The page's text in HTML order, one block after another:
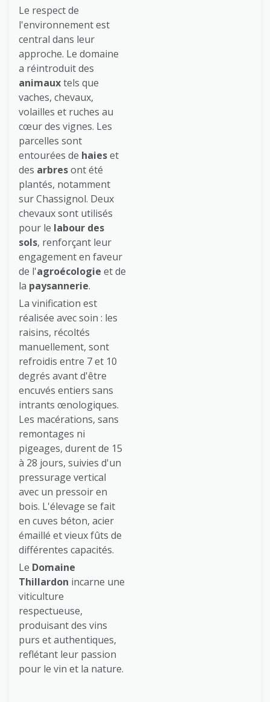
Le respect de
l'environnement est
central dans leur
approche. Le domaine
a réintroduit des
animauxtels que
vaches, chevaux,
volailles et ruches au
cœur des vignes. Les
parcelles sont
entourées de haieset
des arbresont été
plantés, notamment
sur Chassignol. Deux
chevaux sont utilisés
pour le labour des
sols, renforçant leur
engagement en faveur
de l'agroécologie et de
la paysannerie.
La vinification est
réalisée avec soin : les
raisins, récoltés
manuellement, sont
refroidis entre 7 et 10
degrés avant d'être
encuvés entiers sans
intrants œnologiques.
Les macérations, sans
remontages ni
pigeages, durent de 15
à 28 jours, suivies d'un
pressurage vertical
avec un pressoir en
bois. L'élevage se fait
en cuves béton, acier
émaillé et vieux fûts de
différentes capacités.
Le Domaine
Thillardon incarne une
viticulture
respectueuse,
produisant des vins
purs et authentiques,
reflétant leur passion
pour le vin et la nature.